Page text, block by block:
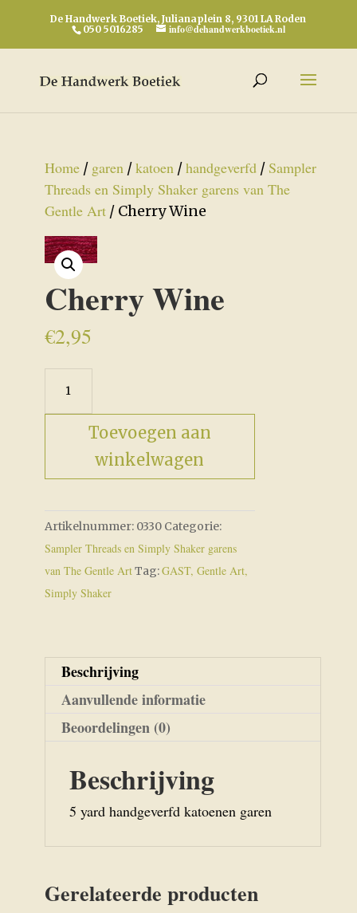
De Handwerk Boetiek, Julianaplein 8, 9301 LA Roden
050 5016285
info@dehandwerkboetiek.nl
Home/ garen/katoen/handgeverfd/ Sampler
Threads en Simply Shaker garens van The
Gentle Art/ Cherry Wine
Cherry Wine
€2,95
Wine
aantal
Toevoegen aan
winkelwagen
Artikelnummer: 0330 Categorie:
Sampler Threads en Simply Shaker garens
van The Gentle ArtTag:GAST, Gentle Art,
Simply Shaker
Beschrijving
Aanvullende informatie
Beoordelingen (0)
Beschrijving
5 yard handgeverfd katoenen garen
Gerelateerde producten